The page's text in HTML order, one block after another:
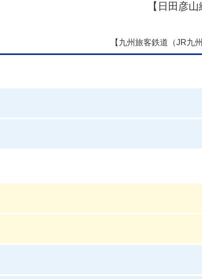
【日田彦山
【九州旅客鉄道（JR九州